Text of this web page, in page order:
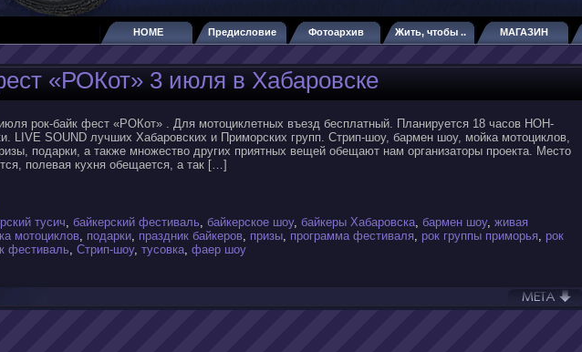
HOME Предисловие Фотоархив Жить, чтобы .. МАГАЗИН
«РОКот» 3 июля в Хабаровске
рок-байк фест «РОКот» . Для мотоциклетных въезд бесплатный. Планируется 18 часов НОН-
LIVE SOUND лучших Хабаровских и Приморских групп. Стрип-шоу, бармен шоу, мойка мотоциклов,
подарки, а также множество других приятных вещей обещают нам организаторы проекта. Место
полевая кухня обещается, а так […]
тусич, байкерский фестиваль, байкерское шоу, байкеры Хабаровска, бармен шоу, живая
мотоциклов, подарки, праздник байкеров, призы, программа фестиваля, рок группы приморья, рок
фестиваль, Стрип-шоу, тусовка, фаер шоу